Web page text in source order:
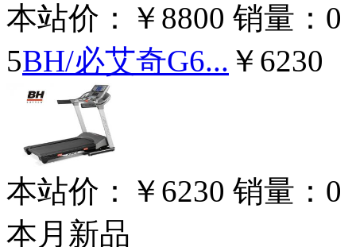
本站价： ￥8800 销量： 0
5BH/必艾奇G6... ￥6230
本站价： ￥6230 销量： 0
本月新品